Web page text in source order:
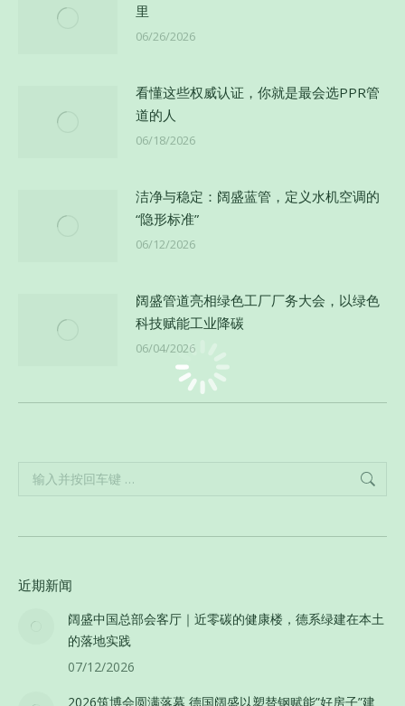
里
06/26/2026
看懂这些权威认证，你就是最会选PPR管
道的人
06/18/2026
洁净与稳定：阔盛蓝管，定义水机空调的
“隐形标准”
06/12/2026
阔盛管道亮相绿色工厂厂务大会，以绿色
科技赋能工业降碳
06/04/2026
Search:
近期新闻
阔盛中国总部会客厅｜近零碳的健康楼，德系绿建在本土
的落地实践
07/12/2026
2026筑博会圆满落幕 德国阔盛以塑替钢赋能”好房子”建